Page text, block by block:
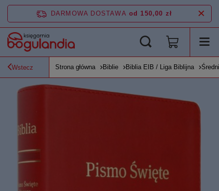
DARMOWA DOSTAWA od 150,00 zł
Wstecz Strona główna Biblie Biblia EIB / Liga Biblijna